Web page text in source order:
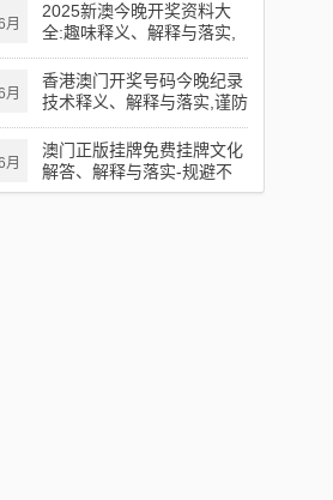
月
2025新澳今晚开奖资料大
全:趣味释义、解释与落实​,
规避伪假宣传局
月
香港澳门开奖号码今晚纪录
技术释义、解释与落实,谨防
夸大宣传
月
澳门正版挂牌免费挂牌文化
解答、解释与落实​-规避不
实诱导迷宫